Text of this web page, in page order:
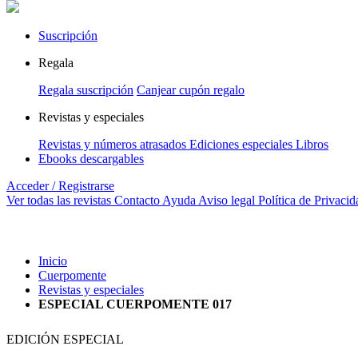
Suscripción
Regala
Regala suscripción Canjear cupón regalo
Revistas y especiales
Revistas y números atrasados Ediciones especiales Libros
Ebooks descargables
Acceder / Registrarse
Ver todas las revistas Contacto Ayuda Aviso legal Política de
Inicio
Cuerpomente
Revistas y especiales
ESPECIAL CUERPOMENTE 017
EDICIÓN ESPECIAL